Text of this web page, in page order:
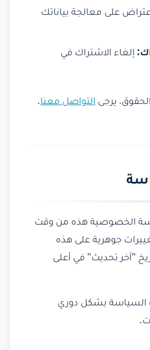
على معالجة بياناتك
إلغاء الاشتراك في
يرجى التواصل معنا.
الخصوصية هذه من وقت
جوهرية على هذه
"آخر تحديث" في أعلى
السياسة بشكل دوري